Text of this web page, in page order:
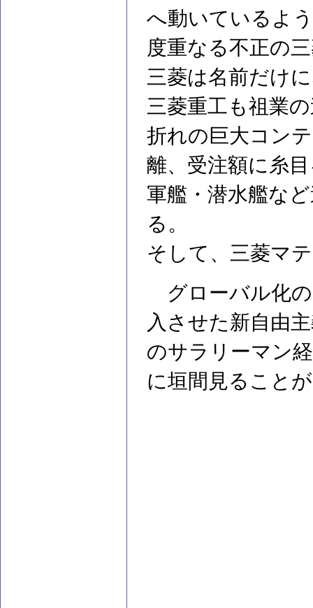
へ動いているよ
度重なる不正の
三菱は名前だけ
三菱重工も祖業
折れの巨大コン
離、受注額に糸
軍艦・潜水艦な
る。
そして、三菱マ
グローバル化の
入させた新自由
のサラリーマン
に垣間見ること